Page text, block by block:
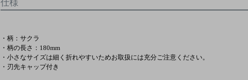
仕様
・柄：サクラ
・柄の長さ：180mm
・小さなサイズは細く折れやすいためお取扱には充分ご注意ください。
・刃先キャップ付き